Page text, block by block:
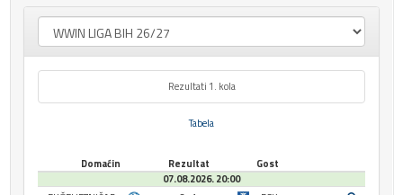
Rezultati 1. kola
Tabela
Domaćin Rezultat
Gost
07.08.2026. 20:00